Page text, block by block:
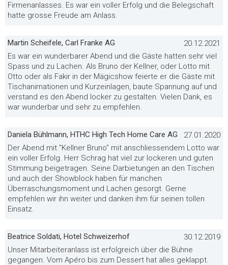
Firmenanlasses. Es war ein voller Erfolg und die Belegschaft
hatte grosse Freude am Anlass.
Martin Scheifele, Carl Franke AG
20.12.2021
Es war ein wunderbarer Abend und die Gäste hatten sehr viel
Spass und zu Lachen. Als Bruno der Kellner, oder Lotto mit
Otto oder als Fakir in der Mägicshow feierte er die Gäste mit
Tischanimationen und Kurzeinlagen, baute Spannung auf und
verstand es den Abend locker zu gestalten. Vielen Dank, es
war wunderbar und sehr zu empfehlen.
Daniela Bühlmann, HTHC High Tech Home Care AG
27.01.2020
Der Abend mit "Kellner Bruno" mit anschliessendem Lotto war
ein voller Erfolg. Herr Schrag hat viel zur lockeren und guten
Stimmung beigetragen. Seine Darbietungen an den Tischen
und auch der Showblock haben für manchen
Überraschungsmoment und Lachen gesorgt. Gerne
empfehlen wir ihn weiter und danken ihm für seinen tollen
Einsatz.
Beatrice Soldati, Hotel Schweizerhof
30.12.2019
Unser Mitarbeiteranlass ist erfolgreich über die Bühne
gegangen. Vom Apéro bis zum Dessert hat alles geklappt.